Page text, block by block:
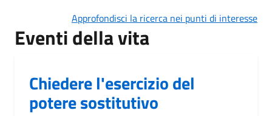
Approfondisci la ricerca nei punti di interesse
Eventi della vita
Chiedere l'esercizio del
potere sostitutivo